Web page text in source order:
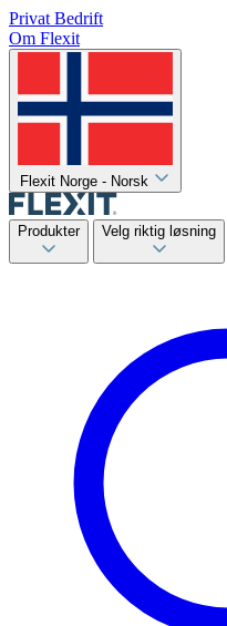
Privat Bedrift
Om Flexit
Flexit Norge - Norsk
Produkter Velg riktig løsning